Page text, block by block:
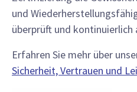
und
überprüft und
Erfahren Sie mehr über
Sicherheit, Vertrauen und